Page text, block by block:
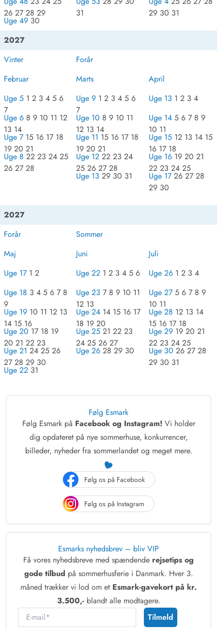
26 27 28 29
Uge 49 30
31
29 30 31
2027
Vinter
Februar
Uge 5 1 2 3 4 5 6
7
Uge 6 8 9 10 11 12
13 14
Uge 7 15 16 17 18
19 20 21
Uge 8 22 23 24 25
26 27 28
Forår
Marts
Uge 9 1 2 3 4 5 6
7
Uge 10 8 9 10 11
12 13 14
Uge 11 15 16 17 18
19 20 21
Uge 12 22 23 24
25 26 27 28
Uge 13 29 30 31
April
Uge 13 1 2 3 4
Uge 14 5 6 7 8 9
10 11
Uge 15 12 13 14 15
16 17 18
Uge 16 19 20 21
22 23 24 25
Uge 17 26 27 28
29 30
2027
Forår
Maj
Uge 17 1 2
Uge 18 3 4 5 6 7 8
9
Uge 19 10 11 12 13
14 15 16
Uge 20 17 18 19
20 21 22 23
Uge 21 24 25 26
27 28 29 30
Uge 22 31
Sommer
Juni
Uge 22 1 2 3 4 5 6
Uge 23 7 8 9 10 11
12 13
Uge 24 14 15 16 17
18 19 20
Uge 25 21 22 23
24 25 26 27
Uge 26 28 29 30
Juli
Uge 26 1 2 3 4
Uge 27 5 6 7 8 9
10 11
Uge 28 12 13 14
15 16 17 18
Uge 29 19 20 21
22 23 24 25
Uge 30 26 27 28
29 30 31
Følg Esmark
Følg Esmark på Facebook og Instagram!Vi holder
dig opdateret på nye sommerhuse, konkurrencer,
billeder, nyheder fra sommerlandet og meget mere.
Følg os på Facebook
Følg os på Instagram
Esmarks nyhedsbrev – bliv VIP
Få vores nyhedsbreve med spændende rejsetips og
gode tilbud på sommerhusferie i Danmark. Hver 3.
måned trækker vi lod om et Esmark-gavekort på kr.
3.500,-blandt alle modtagere.
E-mail
Tilmeld